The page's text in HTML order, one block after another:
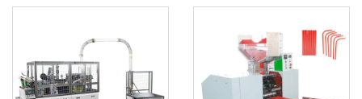
BJNBJ